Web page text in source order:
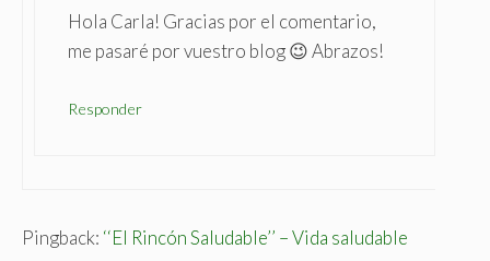
Hola Carla! Gracias por el comentario,
me pasaré por vuestro blog 😉 Abrazos!
Responder
Pingback: ‘‘El Rincón Saludable’’ – Vida saludable